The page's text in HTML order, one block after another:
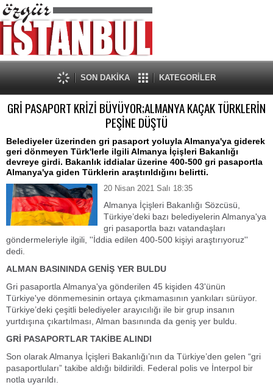
SON DAKİKA KATEGORİLER
GRİ PASAPORT KRİZİ BÜYÜYOR;ALMANYA KAÇAK TÜRKLERİN
PEŞİNE DÜŞTÜ
Belediyeler üzerinden gri pasaport yoluyla Almanya'ya giderek
geri dönmeyen Türk'lerle ilgili Almanya İçişleri Bakanlığı
devreye girdi. Bakanlık iddialar üzerine 400-500 gri pasaportla
Almanya'ya giden Türklerin araştırıldığını belirtti.
20 Nisan 2021 Salı 18:35
Almanya İçişleri Bakanlığı Sözcüsü,
Türkiye’deki bazı belediyelerin Almanya'ya
gri pasaportla bazı vatandaşları
göndermeleriyle ilgili, ''İddia edilen 400-500 kişiyi araştırıyoruz''
dedi.
ALMAN BASININDA GENİŞ YER BULDU
Gri pasaportla Almanya'ya gönderilen 45 kişiden 43'ünün
Türkiye'ye dönmemesinin ortaya çıkmamasının yankıları sürüyor.
Türkiye’deki çeşitli belediyeler arayıcılığı ile bir grup insanın
yurtdışına çıkartılması, Alman basınında da geniş yer buldu.
GRİ PASAPORTLAR TAKİBE ALINDI
Son olarak Almanya İçişleri Bakanlığı’nın da Türkiye’den gelen “gri
pasaportluları” takibe aldığı bildirildi. Federal polis ve İnterpol bir
notla uyarıldı.